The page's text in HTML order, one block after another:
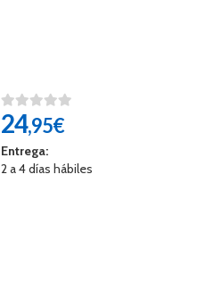
24,95€
Entrega:
2 a 4 días hábiles